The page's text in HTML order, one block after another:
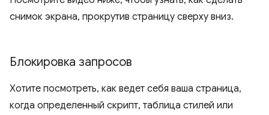
снимок экрана, прокрутив страницу сверху вниз.
Блокировка запросов
Хотите посмотреть, как ведет себя ваша страница,
когда определенный скрипт, таблица стилей или